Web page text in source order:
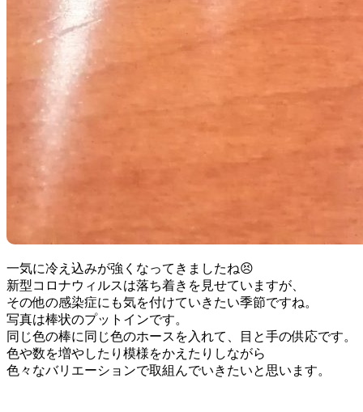
一気に冷え込みが強くなってきましたね😣
新型コロナウィルスは落ち着きを見せていますが、
その他の感染症にも気を付けていきたい季節ですね。
写真は棒状のプットインです。
同じ色の棒に同じ色のホースを入れて、目と手の供応です。
色や数を増やしたり模様をかえたりしながら
色々なバリエーションで取組んでいきたいと思います。